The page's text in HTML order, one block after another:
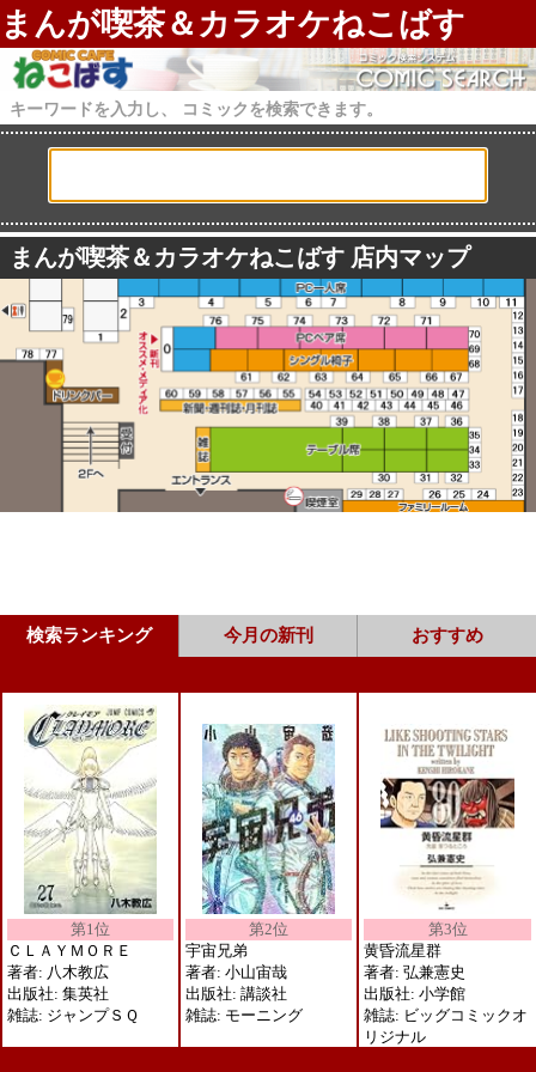
まんが喫茶＆カラオケねこばす
キーワードを入力し、 コミックを検索できます。
まんが喫茶＆カラオケねこばす 店内マップ
検索ランキング 今月の新刊 おすすめ
第1位
ＣＬＡＹＭＯＲＥ
著者: 八木教広
出版社: 集英社
雑誌: ジャンプＳＱ
第2位
宇宙兄弟
著者: 小山宙哉
出版社: 講談社
雑誌: モーニング
第3位
黄昏流星群
著者: 弘兼憲史
出版社: 小学館
雑誌: ビッグコミックオ
リジナル